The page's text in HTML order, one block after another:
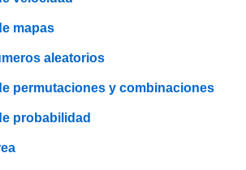
mapas
aleatorios
permutaciones y combinaciones
probabilidad